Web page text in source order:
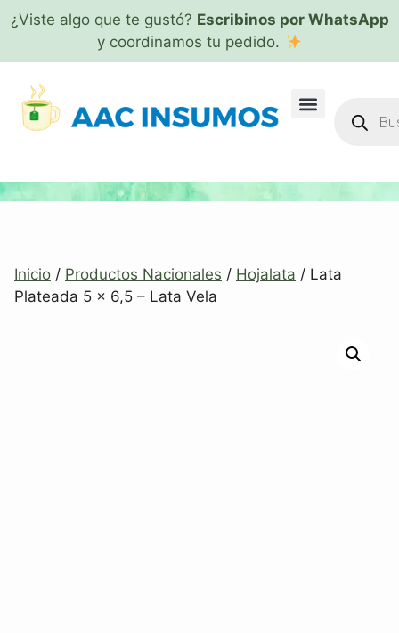
¿Viste algo que te gustó? Escribinos por WhatsApp
y coordinamos tu pedido.
Inicio / Productos Nacionales / Hojalata / Lata
Plateada 5 x 6,5 – Lata Vela